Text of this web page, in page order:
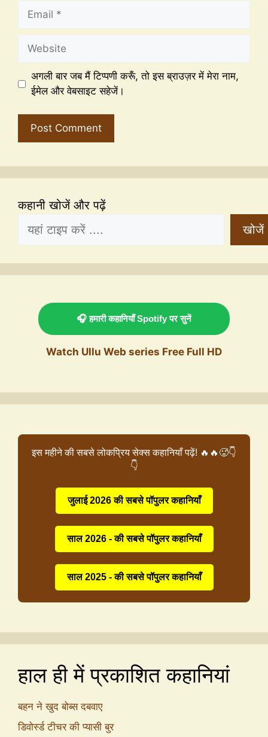
अगली बार जब मैं टिप्पणी करूँ, तो इस ब्राउज़र में मेरा नाम,
ईमेल और वेबसाइट सहेजें।
कहानी खोजें और पढ़ें
खोजें
🎧 हमारी कहानियाँ Spotify पर सुनें
Watch Ullu Web series Free Full HD
इस महीने की सबसे लोकप्रिय सेक्स कहानियाँ पढ़ें! 🔥🔥🥵👇
👇
जुलाई 2026 की सबसे पॉपुलर कहानियाँ
साल 2026 - की सबसे पॉपुलर कहानियाँ
साल 2025 - की सबसे पॉपुलर कहानियाँ
हाल ही में प्रकाशित कहानियां
बहन ने खुद बोब्स दबवाए
डिवोर्स्ड टीचर की प्यासी बुर